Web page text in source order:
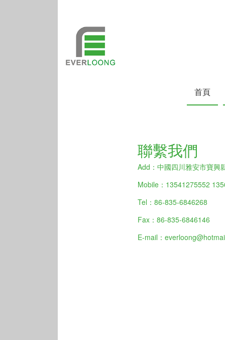
首頁
聯繫我們
Add：中國四川雅安市寶興
Mobile：13541275552
Tel：86-835-6846268
Fax：86-835-6846146
E-mail：